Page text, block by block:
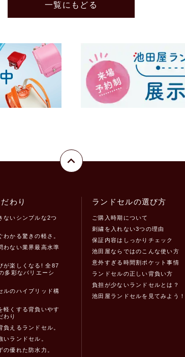
一覧にもどる
わり
ないシンプルな2つ
わかる驚きの軽さ。
わない業界最高水準
が楽しくなる! 全87
多彩なバリエーシ
ルのハイブリッド構
軽くする背負いやす
わり
負えるランドセル。
いランドセル。
の優れた防水力。
ランドセルの選び方
ご購入時期について
刺繍を入れない3つの理由
保証内容はしっかりチェック
池田屋ならではのこんな使い方
意外すぎる時間割ポケット事情
ランドセルの正しい背負い方
負担が少ないランドセルとは？
池田屋ランドセルを見てみよう